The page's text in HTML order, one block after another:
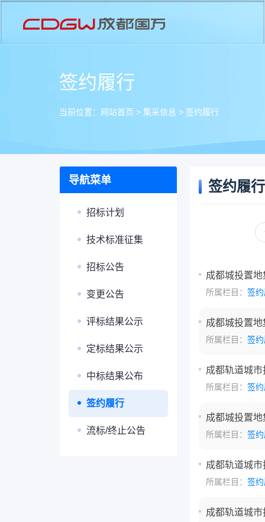
签约履行
当前位置： 网站首页 > 集采信息 > 签约履行
导航菜单
招标计划
技术标准征集
招标公告
变更公告
评标结果公示
定标结果公示
中标结果公布
签约履行
流标/终止公告
签约履行
成都城投置
所属栏目： 签
成都城投置
所属栏目： 签
成都轨道城
所属栏目： 签
成都城投置
所属栏目： 签
成都轨道城
所属栏目： 签
成都轨道城